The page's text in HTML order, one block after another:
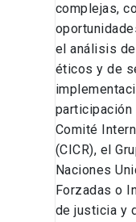
complejas,
el análisis
éticos y de
participación
Comité
(CICR), el
Naciones
Forzadas o
de justicia y